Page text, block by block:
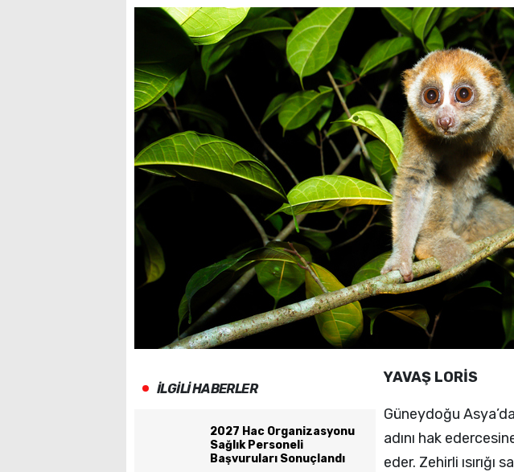
İLGİLİ HABERLER
2027 Hac Organizasyonu
Sağlık Personeli
Başvuruları Sonuçlandı
YAVAŞ LORİS
Güneydoğu
adını hak
eder. Zehirli ısırığı